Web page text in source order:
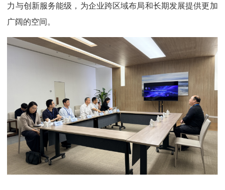
力与创新服务能级，为企业跨区域布局和长期发展提供更加
广阔的空间。